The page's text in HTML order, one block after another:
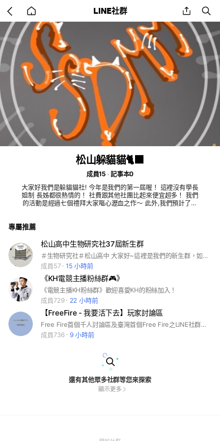
back
to
home
LINE社群 share
松山躲貓貓🐈‍⬛
成員15
記事本0
大家好我們是躲貓貓社! 今年是我們的第一屆喔！ 這裡沒有學長
姐制 長姊都很熱情的！ 社費跟其他社團比起來便宜超多！ 我們
的活動是經過七個禮拜大家嘔心瀝血之作～ 此外,我們預計了一
單純好奇的人,都歡迎先加入我們的IG帳號！ 和一群擁有歡愉性
貓貓囉！
專屬推薦
松山高中生物研究社37屆新生群
＃生物研究社＃松山高中 大家好~這裡是我們的新生群，如果有任何好奇的地方或是不理解的地方都歡迎提問!!
成員57
15 小時前
《KH電競主播粉絲群🎮》
《電競主播KH粉絲群》歡迎喜愛KH的粉絲加入！
成員729
22 小時前
【FreeFire - 我要活下去】玩家討論區
Free Fire首個千人討論區及臺灣首個Free Fire之LINE社群，於2020年6月23日所創立 #freefire #我要活下去
成員736
9 小時前
還有其他眾多社群等您來探索
顯示更多